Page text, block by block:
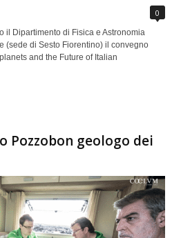
0
il Dipartimento di Fisica e Astronomia
(sede di Sesto Fiorentino) il convegno
and the Future of Italian
Pozzobon geologo dei